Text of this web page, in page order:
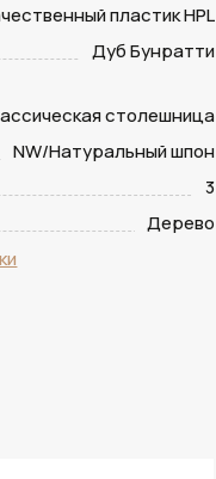
пластик HPL
Дуб Бунратти
столешница
NW/Натуральный шпон
3
Дерево